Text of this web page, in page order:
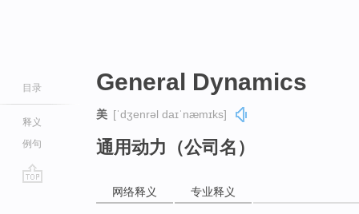
目录
释义
例句
General Dynamics
美 [ˈdʒenrəl daɪˈnæmɪks]
通用动力（公司名）
网络释义 专业释义